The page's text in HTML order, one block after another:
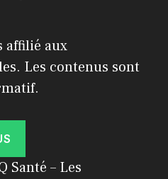
affilié aux
Les contenus sont
Santé – Les